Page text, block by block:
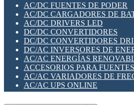
SWITCH Y MICROSWITCH
TARJETAS PI
UNIÓN Y DERIVACIÓN DE
PLACAS MODULARES IOT
SWITCHES Y REDES WIFI
SOLUCIONES IOT
SOLUCIONES LORAWAN
SOLUCIONES RED CELULAR
SEGURIDAD PARA REDES
SWITCHES LAN
TELEFONÍA IP (VOIP)
VIGILANCIA IP (CCTV)
MESHTASTIC
AC/DC FUENTES DE PODER
AC/DC CARGADORES DE
AC/DC DRIVERS LED
DC/DC CONVERTIDORES
DC/DC CONVERTIDORES
DC/AC INVERSORES DE
AC/AC ENERGÍAS
ACCESORIOS PARA FUENTES
AC/AC VARIADORES DE
AC/AC UPS ONLINE